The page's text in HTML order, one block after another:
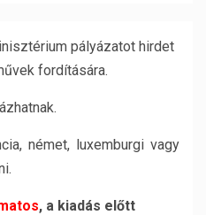
pályázatot hirdet
fordítására.
német, luxemburgi vagy
, a kiadás előtt